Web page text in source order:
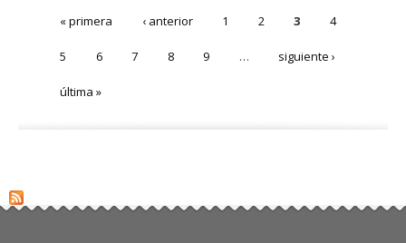
« primera ‹ anterior 1 2 3 4
5 6 7 8 9 … siguiente ›
última »